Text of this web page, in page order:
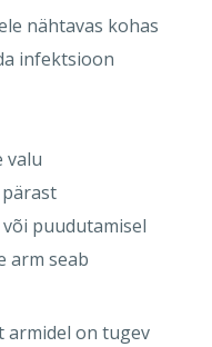
nähtavas kohas
infektsioon
valu
puudutamisel
arm seab
armidel on tugev